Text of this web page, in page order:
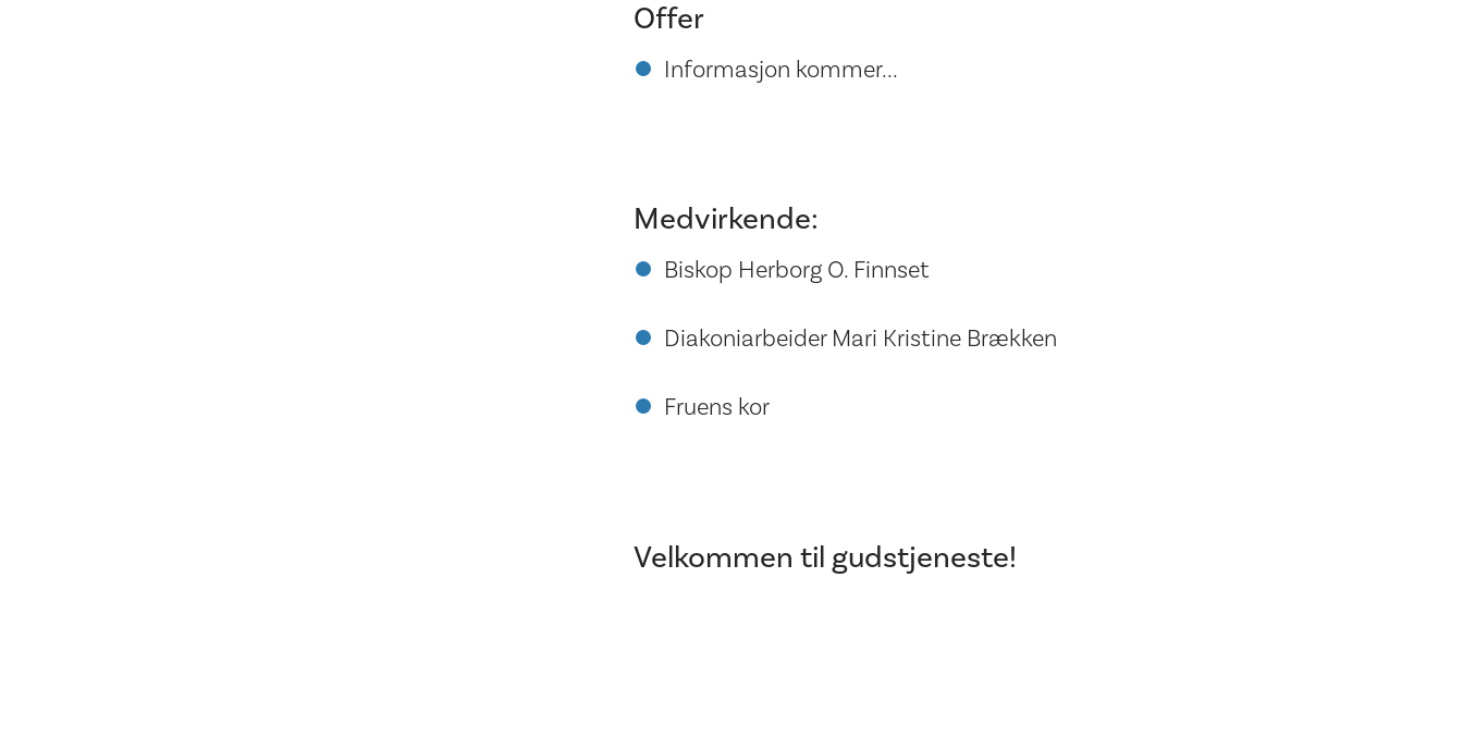
Offer
Informasjon kommer...
Medvirkende:
Biskop Herborg O. Finnset
Diakoniarbeider Mari Kristine Brækken
Fruens kor
Velkommen til gudstjeneste!